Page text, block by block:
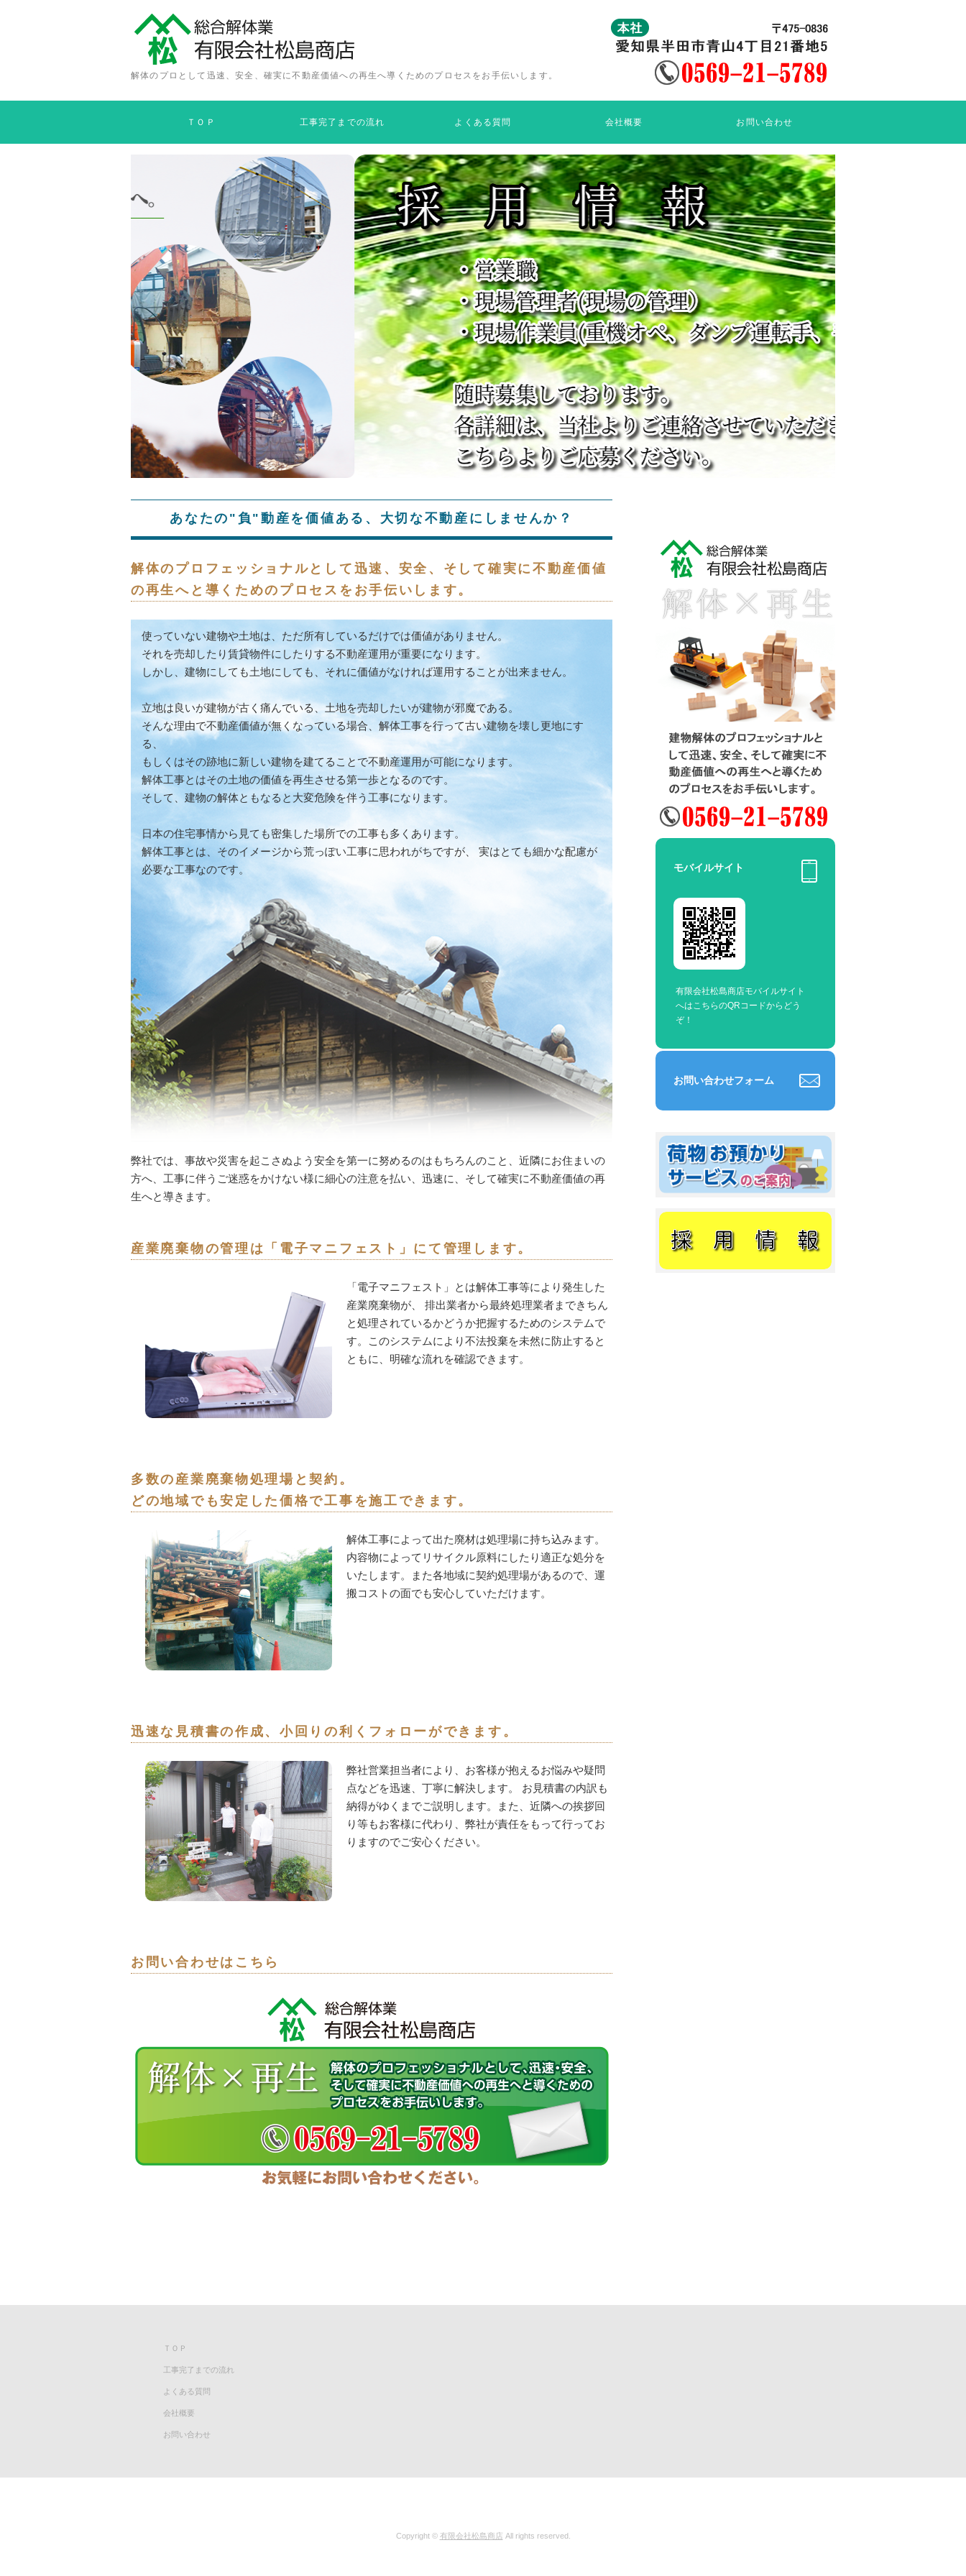
総合解体業 有限会社松島商店
解体のプロとして迅速、安全、確実に不動産価値への再生へ導くためのプロセスをお手伝いします。
ＴＯＰ 工事完了までの流れ よくある質問 会社概要 お問い合わせ
あなたの"負"動産を価値ある、大切な不動産にしませんか？
解体のプロフェッショナルとして迅速、安全、そして確実に不動産価値
の再生へと導くためのプロセスをお手伝いします。
使っていない建物や土地は、ただ所有しているだけでは価値がありません。
それを売却したり賃貸物件にしたりする不動産運用が重要になります。
しかし、建物にしても土地にしても、それに価値がなければ運用することが出来ません。
立地は良いが建物が古く痛んでいる、土地を売却したいが建物が邪魔である。
そんな理由で不動産価値が無くなっている場合、解体工事を行って古い建物を壊し更地にす
る、
もしくはその跡地に新しい建物を建てることで不動産運用が可能になります。
解体工事とはその土地の価値を再生させる第一歩となるのです。
そして、建物の解体ともなると大変危険を伴う工事になります。
日本の住宅事情から見ても密集した場所での工事も多くあります。
解体工事とは、そのイメージから荒っぽい工事に思われがちですが、 実はとても細かな配慮が
必要な工事なのです。
弊社では、事故や災害を起こさぬよう安全を第一に努めるのはもちろんのこと、近隣にお住まいの
方へ、工事に伴うご迷惑をかけない様に細心の注意を払い、迅速に、そして確実に不動産価値の再
生へと導きます。
産業廃棄物の管理は「電子マニフェスト」にて管理します。
「電子マニフェスト」とは解体工事等により発生した
産業廃棄物が、 排出業者から最終処理業者まできちん
と処理されているかどうか把握するためのシステムで
す。このシステムにより不法投棄を未然に防止すると
ともに、明確な流れを確認できます。
多数の産業廃棄物処理場と契約。
どの地域でも安定した価格で工事を施工できます。
解体工事によって出た廃材は処理場に持ち込みます。
内容物によってリサイクル原料にしたり適正な処分を
いたします。また各地域に契約処理場があるので、運
搬コストの面でも安心していただけます。
迅速な見積書の作成、小回りの利くフォローができます。
弊社営業担当者により、お客様が抱えるお悩みや疑問
点などを迅速、丁寧に解決します。 お見積書の内訳も
納得がゆくまでご説明します。また、近隣への挨拶回
り等もお客様に代わり、弊社が責任をもって行ってお
りますのでご安心ください。
お問い合わせはこちら
モバイルサイト
有限会社松島商店モバイルサイト
へはこちらのQRコードからどう
ぞ！
お問い合わせフォーム
ＴＯＰ
工事完了までの流れ
よくある質問
会社概要
お問い合わせ
Copyright © 有限会社松島商店 All rights reserved.